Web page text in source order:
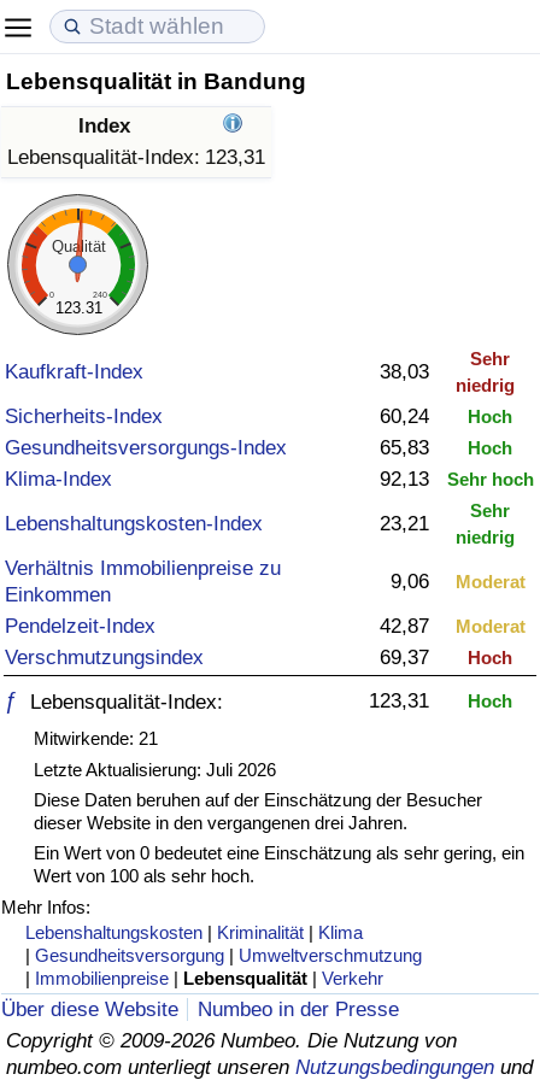
Lebensqualität in Bandung
Index
Lebensqualität-Index: 123,31
Qualität
0 240
123.31
Kaufkraft-Index 38,03
Sehr
niedrig
Sicherheits-Index 60,24 Hoch
Gesundheitsversorgungs-Index 65,83 Hoch
Klima-Index 92,13 Sehr hoch
Lebenshaltungskosten-Index 23,21
Sehr
niedrig
Verhältnis Immobilienpreise zu
Einkommen
9,06 Moderat
Pendelzeit-Index 42,87 Moderat
Verschmutzungsindex 69,37 Hoch
ƒ Lebensqualität-Index: 123,31
Hoch
Mitwirkende: 21
Letzte Aktualisierung: Juli 2026
Diese Daten beruhen auf der Einschätzung der Besucher
dieser Website in den vergangenen drei Jahren.
Ein Wert von 0 bedeutet eine Einschätzung als sehr gering, ein
Wert von 100 als sehr hoch.
Mehr Infos:
Lebenshaltungskosten | Kriminalität | Klima
|Gesundheitsversorgung | Umweltverschmutzung
| Immobilienpreise | Lebensqualität |Verkehr
Über diese Website
Numbeo in der Presse
Copyright © 2009-2026 Numbeo. Die Nutzung von
numbeo.com unterliegt unseren Nutzungsbedingungen und
Lebenshaltungskosten
Lebenshaltungskosten-Index (aktuell)
Lebenshaltungskosten-Index
Lebenshaltungskosten-Index nach Land
in Akaba
Immobilienpreise
Immobilienpreis-Index (aktuell)
Immobilienpreis-Index
Immobilienpreis-Index nach Land
Lebensqualität
Lebensqualität-Index
Lebensqualität-Index (aktuell)
Lebensqualitätsindex nach Land
Kriminalität
Kriminalitäts-Index
Kriminalitätsindex nach Land
Gesundheitsversorgung
Gesundheitsversorgungs-Index (aktuell)
Gesundheitsversorgungs-Index
Gesundheitsversorgungs-Index nach Land
Umweltverschmutzung
Umweltverschmutzungs-Index (aktuell)
Verschmutzungsindex
Umweltverschmutzungs-Index nach Land
Verkehr